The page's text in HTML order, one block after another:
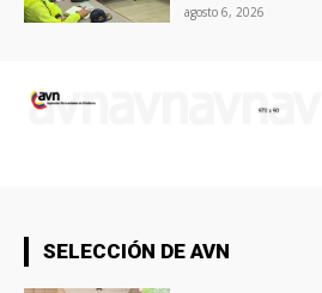
agosto 6, 2026
SELECCIÓN DE AVN